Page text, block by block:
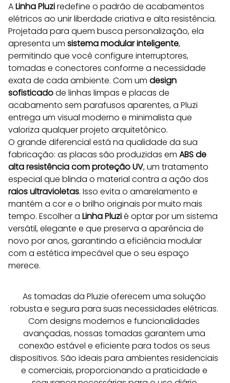
A Linha Pluzi redefine o padrão de acabamentos
elétricos ao unir liberdade criativa e alta resistência.
Projetada para quem busca personalização, ela
apresenta um sistema modular inteligente,
permitindo que você configure interruptores,
tomadas e conectores conforme a necessidade
exata de cada ambiente. Com um design
sofisticado de linhas limpas e placas de
acabamento sem parafusos aparentes, a Pluzi
entrega um visual moderno e minimalista que
valoriza qualquer projeto arquitetônico.
O grande diferencial está na qualidade da sua
fabricação: as placas são produzidas em ABS de
alta resistência com proteção UV, um tratamento
especial que blinda o material contra a ação dos
raios ultravioletas. Isso evita o amarelamento e
mantém a cor e o brilho originais por muito mais
tempo. Escolher a Linha Pluzi é optar por um sistema
versátil, elegante e que preserva a aparência de
novo por anos, garantindo a eficiência modular
com a estética impecável que o seu espaço
merece.
As tomadas da Pluzie oferecem uma solução
robusta e segura para suas necessidades elétricas.
Com designs modernos e funcionalidades
avançadas, nossas tomadas garantem uma
conexão estável e eficiente para todos os seus
dispositivos. São ideais para ambientes residenciais
e comerciais, proporcionando a praticidade e